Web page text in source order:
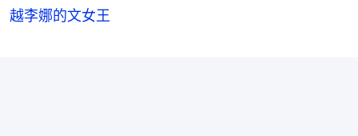
越李娜的文女王